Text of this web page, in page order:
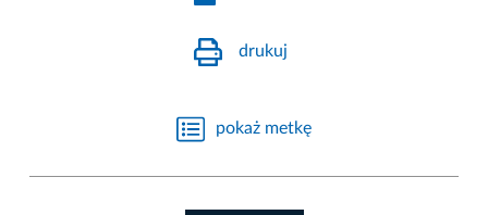
drukuj
pokaż metkę